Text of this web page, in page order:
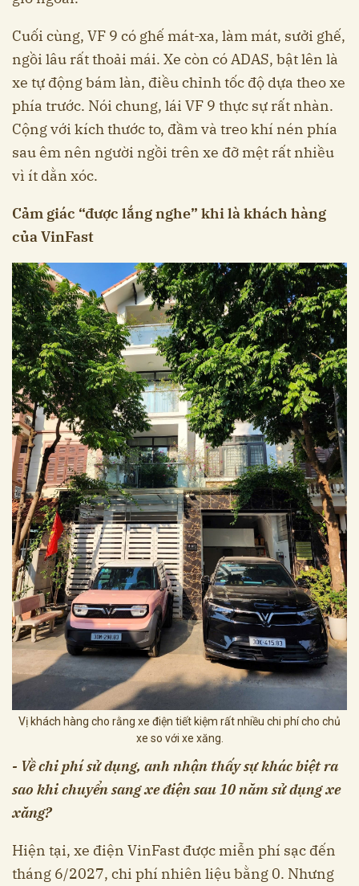
Cuối cùng, VF 9 có ghế mát-xa, làm mát, sưởi ghế,
ngồi lâu rất thoải mái. Xe còn có ADAS, bật lên là
xe tự động bám làn, điều chỉnh tốc độ dựa theo xe
phía trước. Nói chung, lái VF 9 thực sự rất nhàn.
Cộng với kích thước to, đầm và treo khí nén phía
sau êm nên người ngồi trên xe đỡ mệt rất nhiều
vì ít dằn xóc.
Cảm giác “được lắng nghe” khi là khách hàng
của VinFast
Vị khách hàng cho rằng xe điện tiết kiệm rất nhiều chi phí cho chủ
xe so với xe xăng.
- Về chi phí sử dụng, anh nhận thấy sự khác biệt ra
sao khi chuyển sang xe điện sau 10 năm sử dụng xe
xăng?
Hiện tại, xe điện VinFast được miễn phí sạc đến
tháng 6/2027, chi phí nhiên liệu bằng 0. Nhưng